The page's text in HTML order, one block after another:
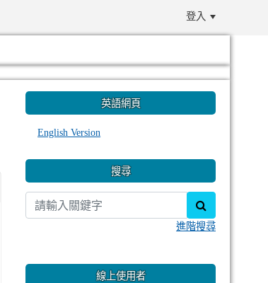
登入
英語網頁
English Version
搜尋
進階搜尋
線上使用者